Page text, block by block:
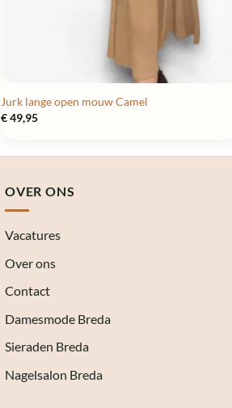
Jurk lange open mouw Camel
€49,95
OVER ONS
Vacatures
Over ons
Contact
Damesmode Breda
Sieraden Breda
Nagelsalon Breda